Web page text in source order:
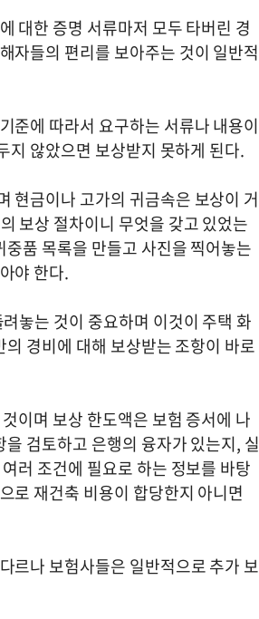
대한 증명 서류마저 모두 타버린 경
자들의 편리를 보아주는 것이 일반적
준에 따라서 요구하는 서류나 내용이
지 않았으면 보상받지 못하게 된다.
현금이나 고가의 귀금속은 보상이 거
보상 절차이니 무엇을 갖고 있었는
품 목록을 만들고 사진을 찍어놓는
야 한다.
놓는 것이 중요하며 이것이 주택 화
경비에 대해 보상받는 조항이 바로
이며 보상 한도액은 보험 증서에 나
검토하고 은행의 융자가 있는지, 실
러 조건에 필요로 하는 정보를 바탕
로 재건축 비용이 합당한지 아니면
르나 보험사들은 일반적으로 추가 보